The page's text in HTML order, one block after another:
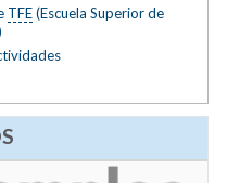
TFE(Escuela Superior de